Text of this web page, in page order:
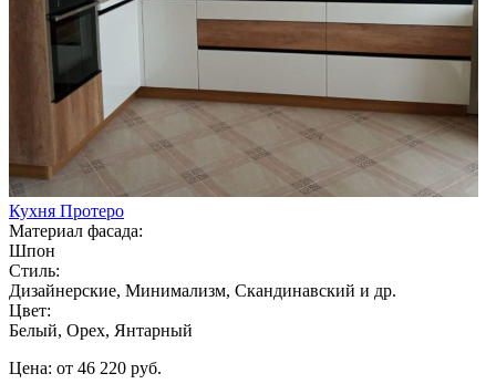
Кухня Протеро
Материал фасада:
Шпон
Стиль:
Дизайнерские, Минимализм, Скандинавский и др.
Цвет:
Белый, Орех, Янтарный
Цена: от 46 220 руб.